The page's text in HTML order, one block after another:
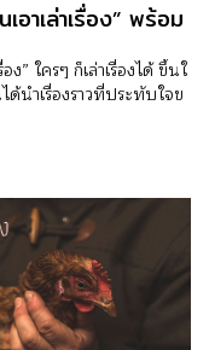
าเล่าเรื่อง” พร้อม
ง” ใครๆ ก็เล่าเรื่องได้ ขึ้นใ
นำเรื่องราวที่ประทับใจข